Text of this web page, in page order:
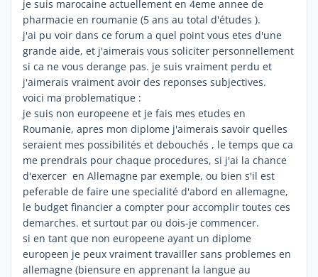
je suis marocaine actuellement en 4eme annee de
pharmacie en roumanie (5 ans au total d'études ).
j'ai pu voir dans ce forum a quel point vous etes d'une
grande aide, et j'aimerais vous soliciter personnellement
si ca ne vous derange pas. je suis vraiment perdu et
j'aimerais vraiment avoir des reponses subjectives.
voici ma problematique :
je suis non europeene et je fais mes etudes en
Roumanie, apres mon diplome j'aimerais savoir quelles
seraient mes possibilités et debouchés , le temps que ca
me prendrais pour chaque procedures, si j'ai la chance
d'exercer en Allemagne par exemple, ou bien s'il est
peferable de faire une specialité d'abord en allemagne,
le budget financier a compter pour accomplir toutes ces
demarches. et surtout par ou dois-je commencer.
si en tant que non europeene ayant un diplome
europeen je peux vraiment travailler sans problemes en
allemagne (biensure en apprenant la langue au